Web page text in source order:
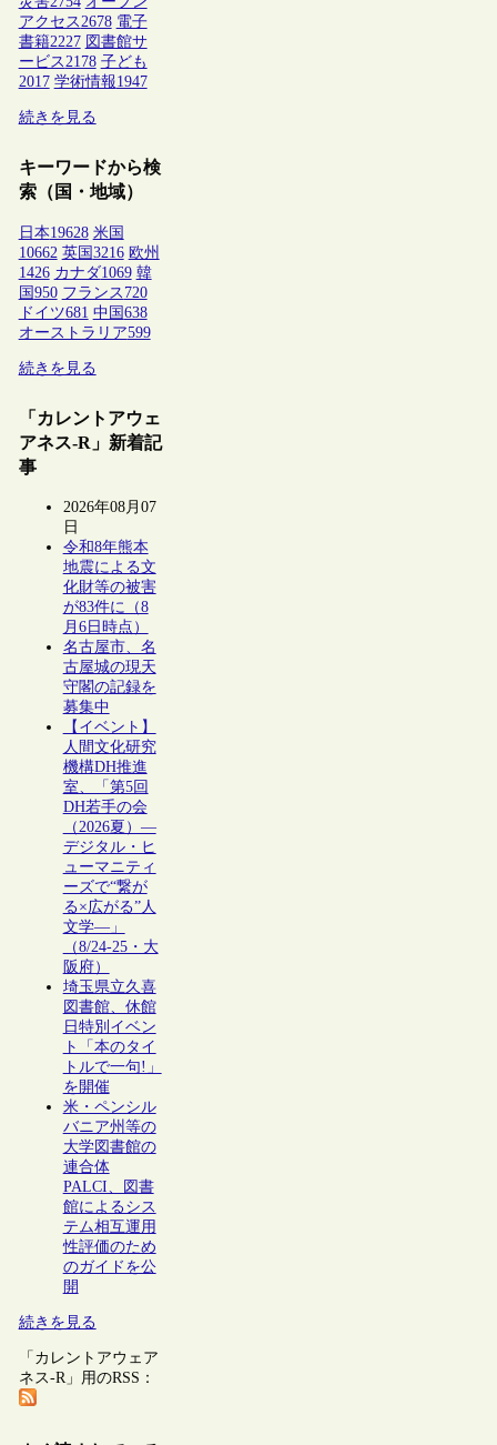
アクセス2678 電子
書籍2227 図書館サ
ービス2178 子ども
2017 学術情報1947
続きを見る
キーワードから検
索（国・地域）
日本19628 米国
10662 英国 3216 欧州
1426 カナダ1069 韓
国 950 フランス 720
ドイツ681 中国 638
オーストラリア599
続きを見る
「カレントアウェ
アネス-R」新着記
事
2026年08月07
日
令和8年熊本
地震による文
化財等の被害
が83件に（8
月6日時点）
名古屋市、名
古屋城の現天
守閣の記録を
募集中
【イベント】
人間文化研究
機構DH推進
室、「第5回
DH若手の会
（2026夏）―
デジタル・ヒ
ューマニティ
ーズで“繋が
る×広がる”人
文学―」
（8/24-25・大
阪府）
埼玉県立久喜
図書館、休館
日特別イベン
ト「本のタイ
トルで一句!」
を開催
米・ペンシル
バニア州等の
大学図書館の
連合体
PALCI、図書
館によるシス
テム相互運用
性評価のため
のガイドを公
開
続きを見る
「カレントアウェア
ネス-R」用のRSS：